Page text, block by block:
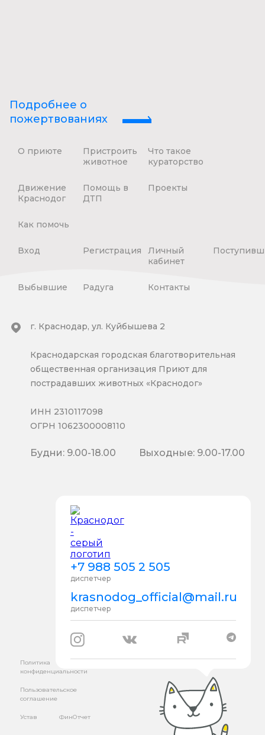
Подробнее о
пожертвованиях
О приюте
Пристроить
животное
Что такое
кураторство
Движение
Краснодог
Помощь в
ДТП
Проекты
Как помочь
Вход Регистрация
Личный
кабинет
Выбывшие Радуга Контакты
+7 988 505 2 505
диспетчер
krasnodog_official@mail.ru
диспетчер
г. Краснодар, ул. Куйбышева 2
Краснодарская городская благотворительная
общественная организация Приют для
пострадавших животных «Краснодог»
ИНН 2310117098
ОГРН 1062300008110
Будни: 9.00-18.00 Выходные: 9.00-17.00
Политика
конфиденциальности
Пользовательское
соглашение
Устав ФинОтчет